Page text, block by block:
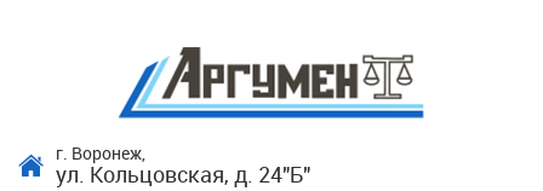
г. Воронеж,
ул. Кольцовская, д. 24"Б"